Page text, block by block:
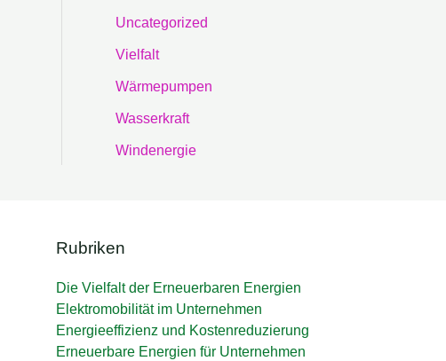
Uncategorized
Vielfalt
Wärmepumpen
Wasserkraft
Windenergie
Rubriken
Die Vielfalt der Erneuerbaren Energien
Elektromobilität im Unternehmen
Energieeffizienz und Kostenreduzierung
Erneuerbare Energien für Unternehmen